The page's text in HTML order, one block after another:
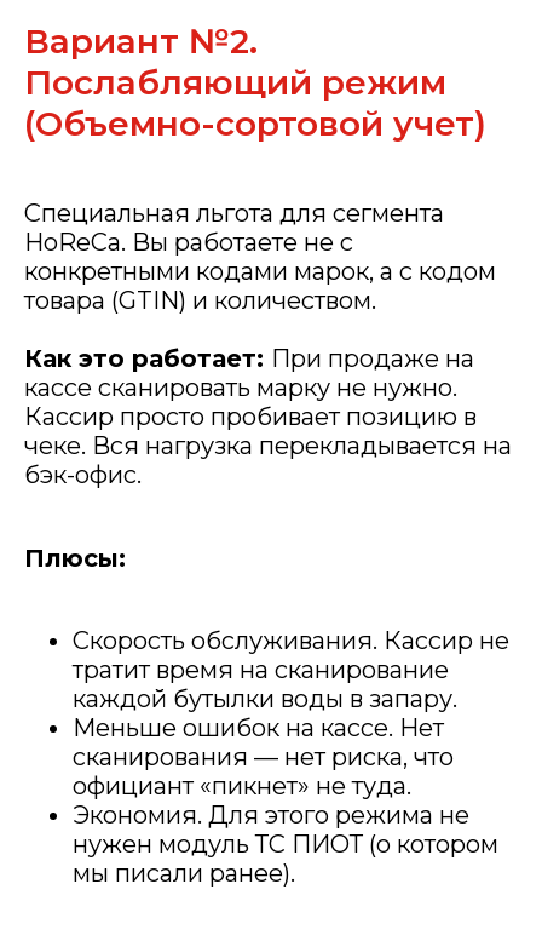
Вариант №2.
Послабляющий режим
(Объемно-сортовой учет)
Специальная льгота для сегмента
HoReCa. Вы работаете не с
конкретными кодами марок, а с кодом
товара (GTIN) и количеством.
Как это работает: При продаже на
кассе сканировать марку не нужно.
Кассир просто пробивает позицию в
чеке. Вся нагрузка перекладывается на
бэк-офис.
Плюсы:
Скорость обслуживания. Кассир не
тратит время на сканирование
каждой бутылки воды в запару.
Меньше ошибок на кассе. Нет
сканирования — нет риска, что
официант «пикнет» не туда.
Экономия. Для этого режима не
нужен модуль ТС ПИОТ (о котором
мы писали ранее).